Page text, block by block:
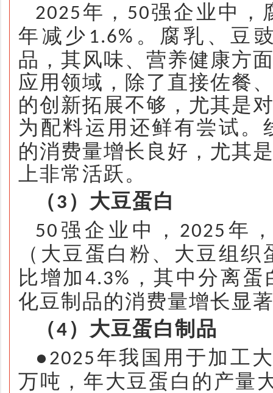
2025年， 50强企业中，
年减少 1.6% 。腐乳、豆
品，其风味、营养健康方
应用领域，除了直接佐餐
的创新拓展不够，尤其是
为配料运用还鲜有尝试。
的消费量增长良好，尤其
上非常活跃。
（3 ）大豆蛋白
50 强企业中， 2025 年
（大豆蛋白粉、大豆组
比增加 4.3%
，其中分离
化豆制品的消费量增长显
（4）大豆蛋白制品
● 2025年我国用于加工
万吨，年大豆蛋白的产量